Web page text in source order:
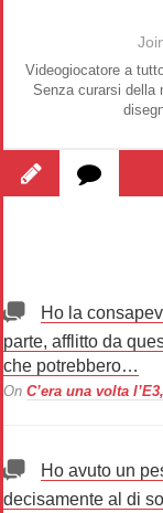
Videogiocatore a
Senza curarsi della
Ho la
parte, afflitto da
che potrebbero…
On C’era una volta
Ho avuto un
decisamente al di